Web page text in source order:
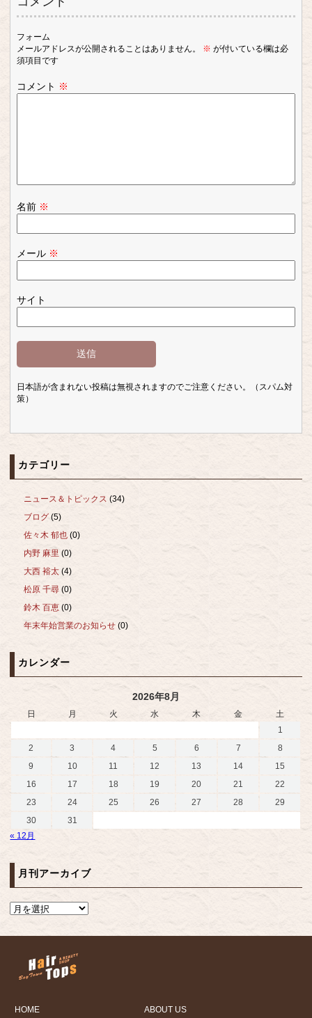
フォーム
メールアドレスが公開されることはありません。
※ が付いている欄は必
須項目です
コメント ※
名前 ※
メール ※
サイト
日本語が含まれない投稿は無視されますのでご注意ください。（スパム対
策）
カテゴリー
ニュース＆トピックス (34)
ブログ (5)
佐々木 郁也 (0)
内野 麻里 (0)
大西 裕太 (4)
松原 千尋 (0)
鈴木 百恵 (0)
年末年始営業のお知らせ (0)
カレンダー
2026年8月
日 月 火 水 木 金
土
1
2
3 4 5 6 7
8
9
10 11 12 13 14
15
16
17 18 19 20 21
22
23
24 25 26 27 28
29
30
31
« 12月
月刊アーカイブ
HOME ABOUT US